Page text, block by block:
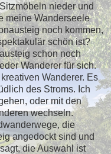
nieder und
meine Wanderseele
noch kommen,
schön ist?
schon noch
Wanderer für sich.
Wanderer. Es
des Stroms. Ich
oder mit den
wechseln.
die
angedockt sind und
die Auswahl ist